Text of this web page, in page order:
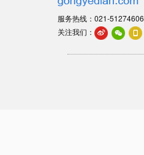
服务热线：021-51274606
关注我们：